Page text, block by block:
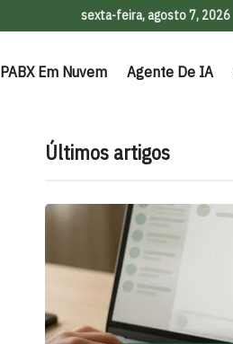
sexta-feira, agosto 7, 2026
PABX Em Nuvem Agente De IA
Últimos artigos